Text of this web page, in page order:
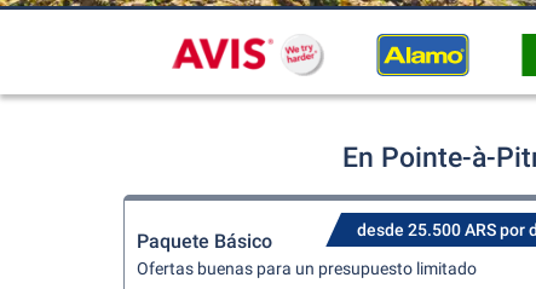
En Pointe-à-
desde 25.500 ARS por
Paquete Básico
Ofertas buenas para un presupuesto limitado